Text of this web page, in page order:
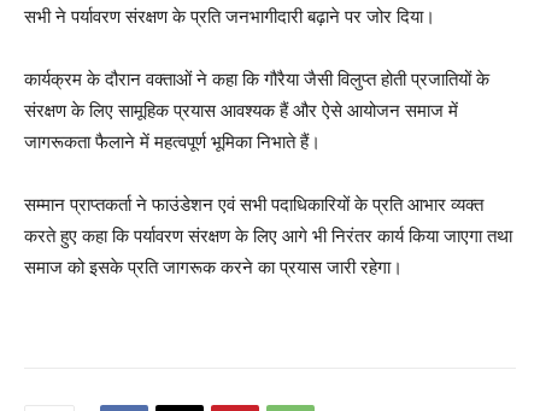
सभी ने पर्यावरण संरक्षण के प्रति जनभागीदारी बढ़ाने पर जोर दिया।
कार्यक्रम के दौरान वक्ताओं ने कहा कि गौरैया जैसी विलुप्त होती प्रजातियों के
संरक्षण के लिए सामूहिक प्रयास आवश्यक हैं और ऐसे आयोजन समाज में
जागरूकता फैलाने में महत्वपूर्ण भूमिका निभाते हैं।
सम्मान प्राप्तकर्ता ने फाउंडेशन एवं सभी पदाधिकारियों के प्रति आभार व्यक्त
करते हुए कहा कि पर्यावरण संरक्षण के लिए आगे भी निरंतर कार्य किया जाएगा तथा
समाज को इसके प्रति जागरूक करने का प्रयास जारी रहेगा।